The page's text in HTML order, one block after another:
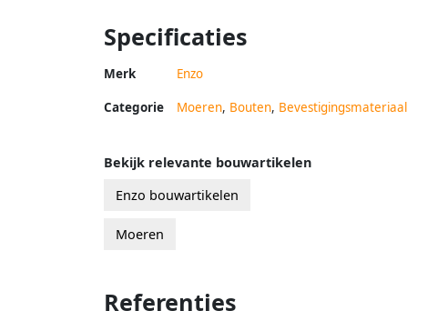
Specificaties
Merk Enzo
Categorie Moeren, Bouten, Bevestigingsmateriaal
Bekijk relevante bouwartikelen
Enzo bouwartikelen
Moeren
Referenties